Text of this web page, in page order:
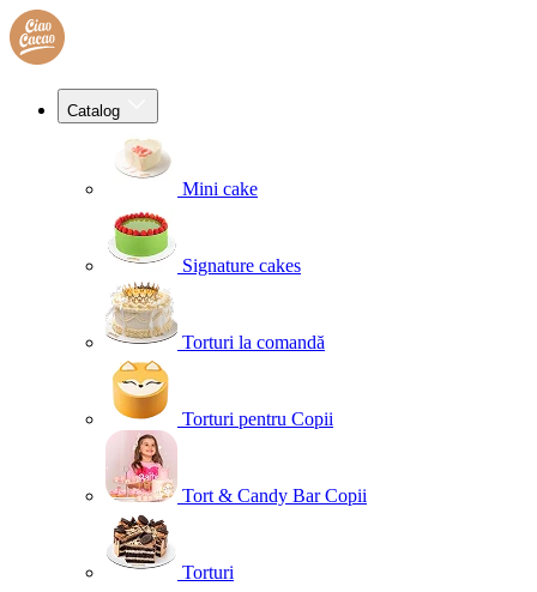
Catalog
Mini cake
Signature cakes
Torturi la comandă
Torturi pentru Copii
Tort & Candy Bar Copii
Torturi